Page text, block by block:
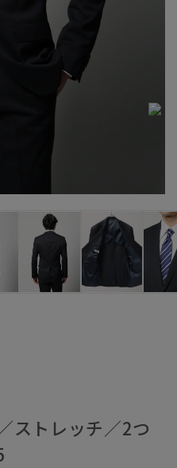
ストレッチ／2つ